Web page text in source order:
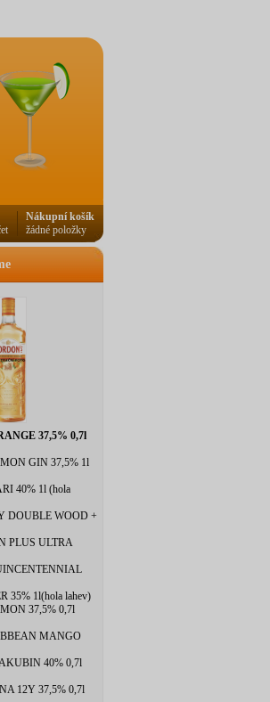
37,5% 0,7l
GIN 37,5% 1l
40% 1l (hola
DOUBLE WOOD +
PLUS ULTRA
35% 1l(hola lahev)
37,5% 0,7l
MANGO
40% 0,7l
12Y 37,5% 0,7l
Nákupní košík
žádné položky